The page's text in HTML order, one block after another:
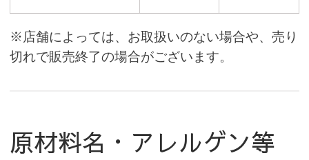
※店舗によっては、お取扱いのない場合や、売り
切れで販売終了の場合がございます。
原材料名・アレルゲン等